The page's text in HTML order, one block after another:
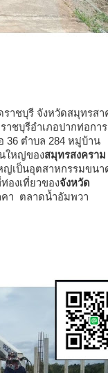
าชบุรี จังหวัดสมุทรสา
ชบุรีอำเภอปากท่อการ
36 ตำบล 284 หมู่บ้าน
ใหญ่ของสมุทรสงคราม
เป็นอุตสาหกรรมขนา
งเที่ยวของจังหวัด
า ตลาดน้ำอัมพวา